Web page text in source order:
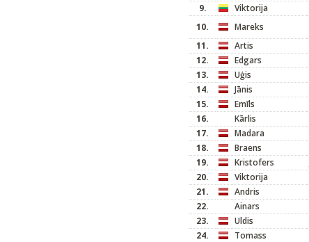
9.
Viktorija
10.
Mareks
11.
Artis
12.
Edgars
13.
Uģis
14.
Jānis
15.
Emīls
16.
Kārlis
17.
Madara
18.
Braens
19.
Kristofers
20.
Viktorija
21.
Andris
22.
Ainars
23.
Uldis
24.
Tomass